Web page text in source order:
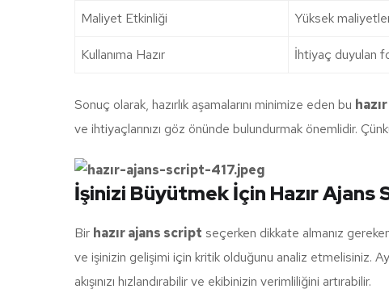
Maliyet Etkinliği Yüksek
Kullanıma Hazır İhtiyaç duyulan
Sonuç olarak, hazırlık aşamalarını minimize eden bu
ve ihtiyaçlarınızı göz önünde bulundurmak önemlidir.
İşinizi Büyütmek İçin Hazır
Bir hazır ajans script seçerken dikkate almanız
ve işinizin gelişimi için kritik olduğunu analiz etmelisiniz.
akışınızı hızlandırabilir ve ekibinizin verimliliğini artırabilir.